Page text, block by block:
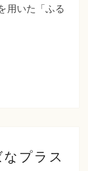
用いた「ふる
む
プラス